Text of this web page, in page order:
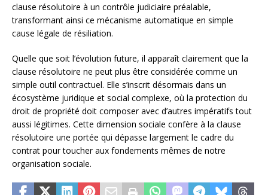
clause résolutoire à un contrôle judiciaire préalable,
transformant ainsi ce mécanisme automatique en simple
cause légale de résiliation.
Quelle que soit l’évolution future, il apparaît clairement que la
clause résolutoire ne peut plus être considérée comme un
simple outil contractuel. Elle s’inscrit désormais dans un
écosystème juridique et social complexe, où la protection du
droit de propriété doit composer avec d’autres impératifs tout
aussi légitimes. Cette dimension sociale confère à la clause
résolutoire une portée qui dépasse largement le cadre du
contrat pour toucher aux fondements mêmes de notre
organisation sociale.